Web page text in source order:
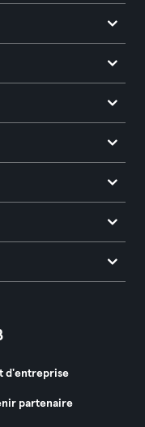
d'entreprise
partenaire